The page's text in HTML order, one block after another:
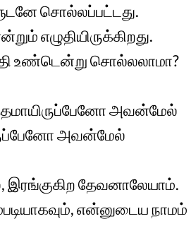
சொல்லப்பட்டது.
எழுதியிருக்கிறது.
உண்டென்று சொல்லலாமா?
அவன்மேல்
அவன்மேல்
இரங்குகிற தேவனாலேயாம்.
என்னுடைய நாமம்